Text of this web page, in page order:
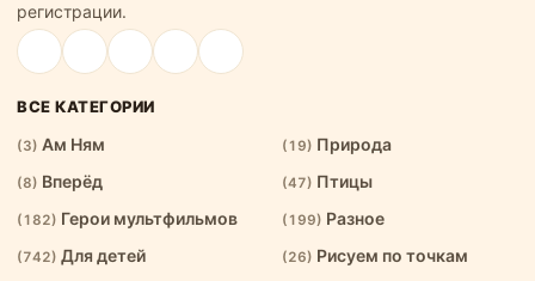
регистрации.
ВСЕ КАТЕГОРИИ
(3) Ам Ням
(8) Вперёд
(182) Герои мультфильмов
(742) Для детей
(19) Природа
(47) Птицы
(199) Разное
(26) Рисуем по точкам